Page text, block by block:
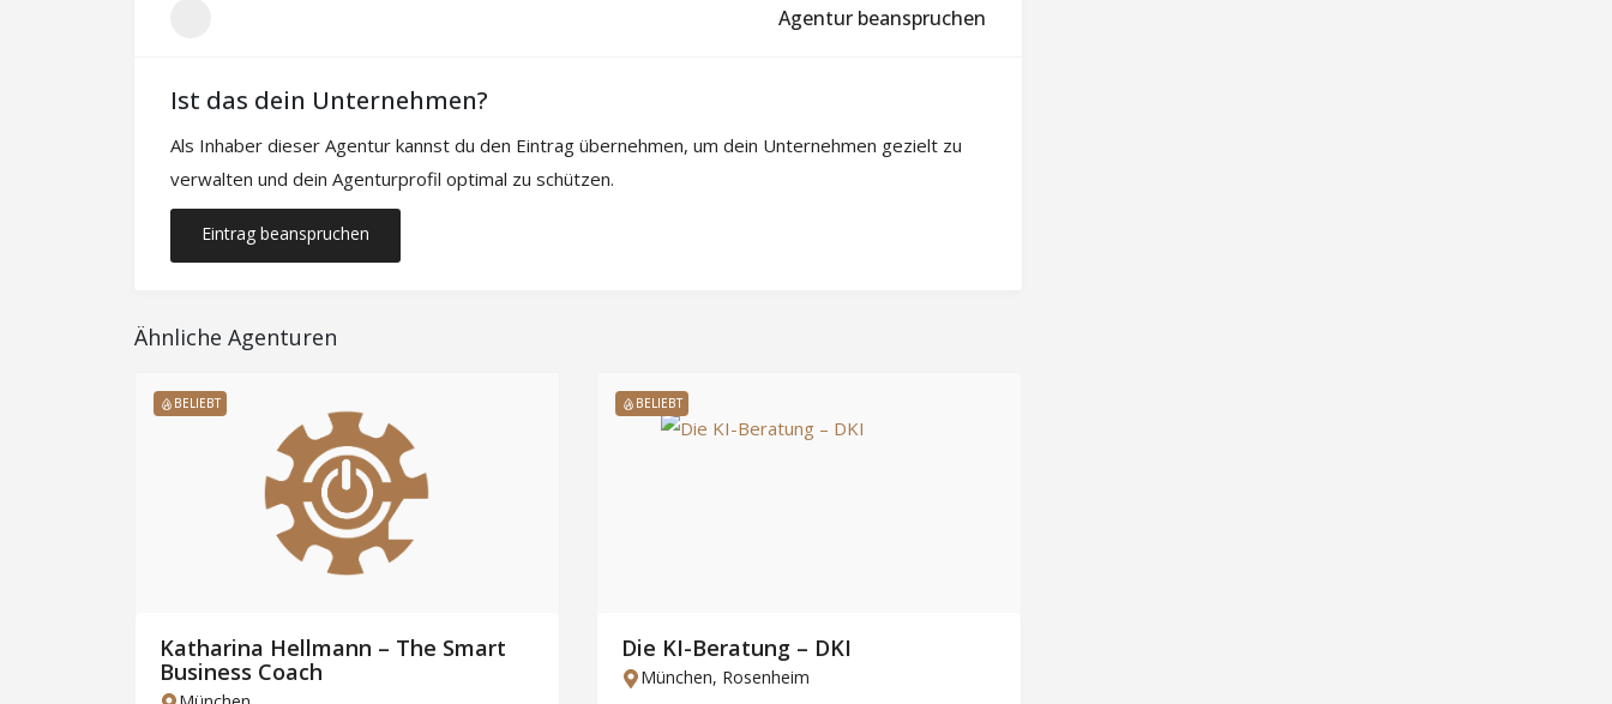
Agentur beanspruchen
Ist das dein Unternehmen?
Als Inhaber dieser Agentur kannst du den Eintrag übernehmen, um dein Unternehmen gezielt zu
verwalten und dein Agenturprofil optimal zu schützen.
Eintrag beanspruchen
Ähnliche Agenturen
BELIEBT
Katharina Hellmann – The Smart
Business Coach
BELIEBT
Die KI-Beratung – DKI
München, Rosenheim